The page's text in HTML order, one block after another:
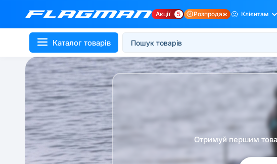
Акції 5 Розпродаж Клієнтам
Каталог товарів
Отримуй першим